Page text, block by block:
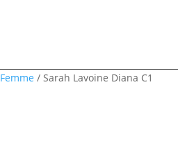
Femme / Sarah Lavoine Diana C1